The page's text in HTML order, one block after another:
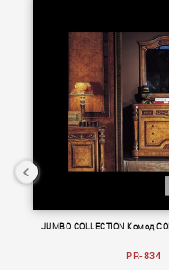
JUMBO COLLECTION Комод
PR-834